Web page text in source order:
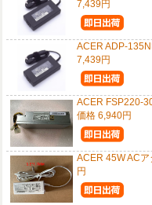
7,439円
ACER ADP-
7,439円
ACER FSP220-
価格 6,940円
ACER 45W AC
円